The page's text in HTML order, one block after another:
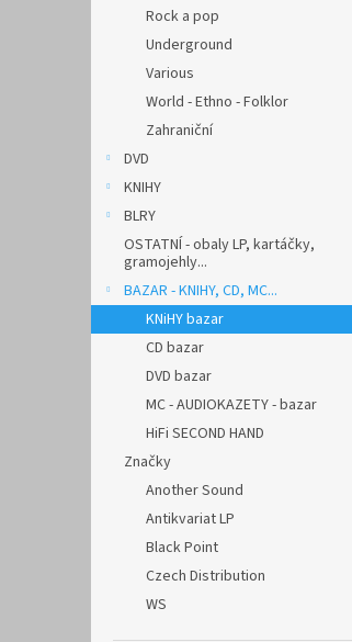
Rock a pop
Underground
Various
World - Ethno - Folklor
Zahraniční
DVD
KNIHY
BLRY
OSTATNÍ - obaly LP, kartáčky,
gramojehly...
BAZAR - KNIHY, CD, MC...
KNiHY bazar
CD bazar
DVD bazar
MC - AUDIOKAZETY - bazar
HiFi SECOND HAND
Značky
Another Sound
Antikvariat LP
Black Point
Czech Distribution
WS